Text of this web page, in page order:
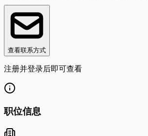
查看联系方式
注册并登录后即可查看
职位信息